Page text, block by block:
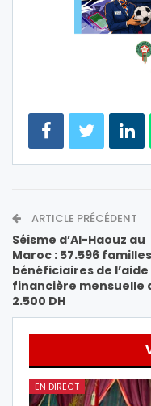
ARTICLE PRÉCÉDENT
Séisme d’Al-Haouz au
Maroc : 57.596 familles
bénéficiaires de l’aide
financière mensuelle
2.500 DH
EN DIRECT